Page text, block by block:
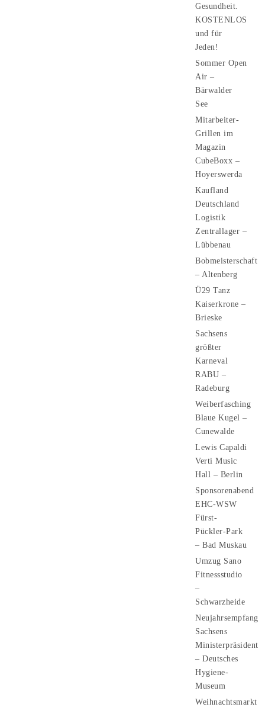
Gesundheit.
KOSTENLOS
und für
Jeden!
Sommer Open
Air –
Bärwalder
See
Mitarbeiter-
Grillen im
Magazin
CubeBoxx –
Hoyerswerda
Kaufland
Deutschland
Logistik
Zentrallager –
Lübbenau
Bobmeisterschaft
– Altenberg
Ü29 Tanz
Kaiserkrone –
Brieske
Sachsens
größter
Karneval
RABU –
Radeburg
Weiberfasching
Blaue Kugel –
Cunewalde
Lewis Capaldi
Verti Music
Hall – Berlin
Sponsorenabend
EHC-WSW
Fürst-
Pückler-Park
– Bad Muskau
Umzug Sano
Fitnessstudio
–
Schwarzheide
Neujahrsempfang
Sachsens
Ministerpräsident
– Deutsches
Hygiene-
Museum
Weihnachtsmarkt